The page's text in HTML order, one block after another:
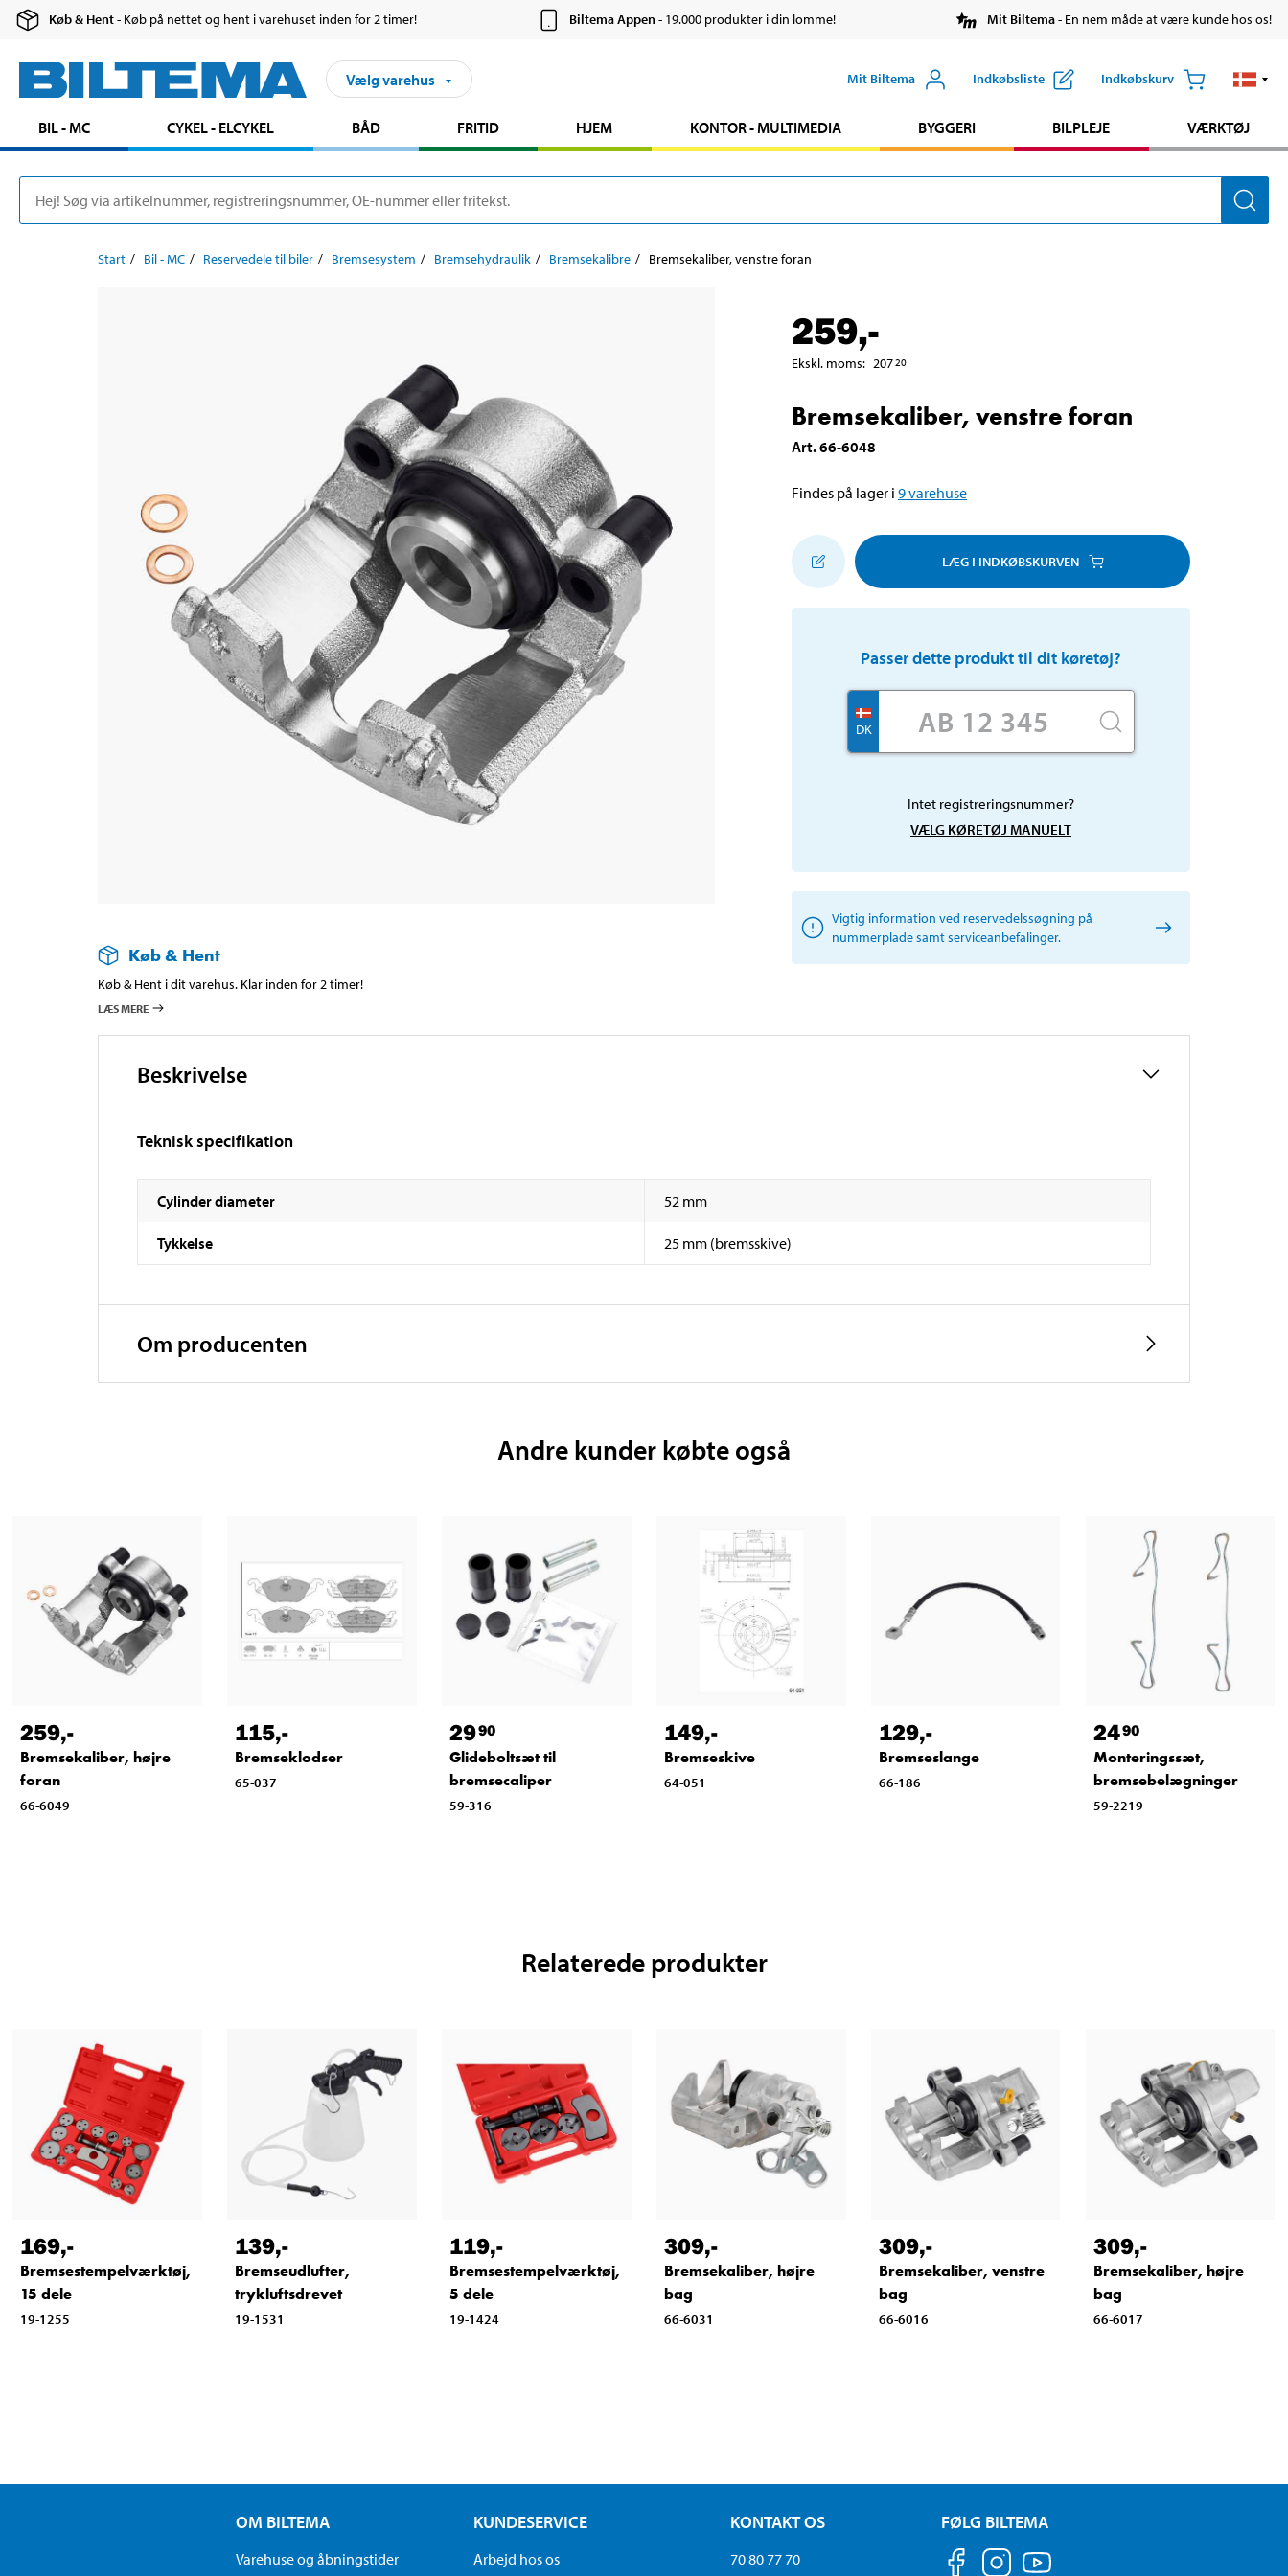
Køb & Hent- Køb på nettet og hent i varehuset inden for 2 timer! Biltema Appen- 19.000 produkter i din lomme! Mit Biltema- En nem måde at være kunde hos os!
Vælg varehus Mit Biltema Indkøbsliste Indkøbskurv
BIL - MC CYKEL - ELCYKEL BÅD FRITID HJEM KONTOR - MULTIMEDIA BYGGERI BILPLEJE VÆRKTØJ
Start Bil - MC Reservedele til biler Bremsesystem Bremsehydraulik Bremsekalibre Bremsekaliber, venstre foran
Køb & Hent
Køb & Hent i dit varehus. Klar inden for 2 timer!
LÆS MERE
259,-
Ekskl. moms: 207 20
Bremsekaliber, venstre foran
Art.66-6048
Findes på lager i 9varehuse
LÆG I INDKØBSKURVEN
Passer dette produkt til dit køretøj?
DK
Intet registreringsnummer?
VÆLG KØRETØJ MANUELT
Vigtig information ved reservedelssøgning på
nummerplade samt serviceanbefalinger.
Beskrivelse
Teknisk specifikation
Cylinder diameter 52 mm
Tykkelse 25 mm (bremsskive)
Om producenten
Andre kunder købte også
259,-
Bremsekaliber, højre
foran
66-6049
115,-
Bremseklodser
65-037
2990
Glideboltsæt til
bremsecaliper
59-316
149,-
Bremseskive
64-051
129,-
Bremseslange
66-186
2490
Monteringssæt,
bremsebelægninger
59-2219
Relaterede produkter
169,-
Bremsestempelværktøj,
15 dele
19-1255
139,-
Bremseudlufter,
trykluftsdrevet
19-1531
119,-
Bremsestempelværktøj,
5 dele
19-1424
309,-
Bremsekaliber, højre
bag
66-6031
309,-
Bremsekaliber, venstre
bag
66-6016
309,-
Bremsekaliber, højre
bag
66-6017
OM BILTEMA
Varehuse og åbningstider
KUNDESERVICE
Arbejd hos os
KONTAKT OS
70 80 77 70
FØLG BILTEMA